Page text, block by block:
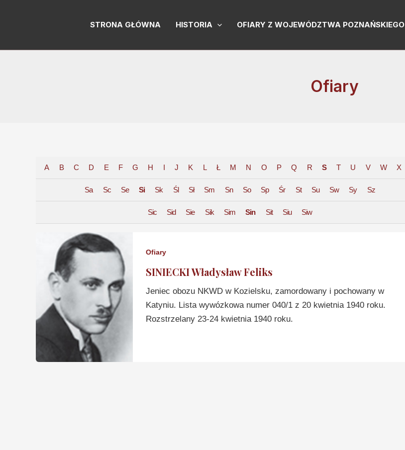
STRONA GŁÓWNA HISTORIA OFIARY Z WOJEWÓDZTWA POZNAŃSKIEGO
Ofiary
A B C D E F G H I J K L Ł M N O P Q R S T U V W X
Sa Sc Se Si Sk Śl Sł Sm Sn So Sp Śr St Su Sw Sy Sz
Sic Sid Sie Sik Sim Sin Sit Siu Siw
Ofiary
SINIECKI Władysław Feliks
Jeniec obozu NKWD w Kozielsku, zamordowany i pochowany w
Katyniu. Lista wywózkowa numer 040/1 z 20 kwietnia 1940 roku.
Rozstrzelany 23-24 kwietnia 1940 roku.